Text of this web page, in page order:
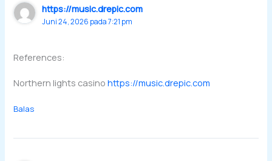
https://music.drepic.com
Juni 24, 2026 pada 7:21 pm
References:
Northern lights casinohttps://music.drepic.com
Balas